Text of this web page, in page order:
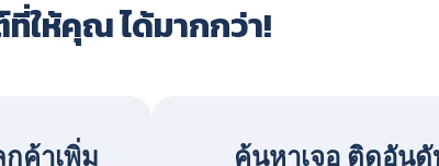
ให้คุณ ได้มากกว่า!
ค้าเพิ่ม ค้นหาเจอ ติดอันดั